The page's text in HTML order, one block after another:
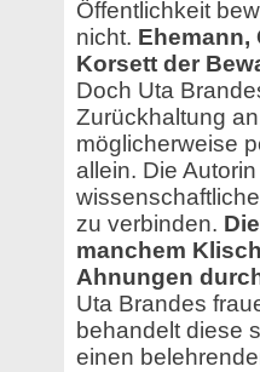
Öffentlichkeit
nicht. Ehemann,
Korsett der
Doch Uta
Zurückhaltung
möglicherweise
allein. Die
zu verbinden.
manchem
Ahnungen
Uta Brandes
behandelt diese
einen